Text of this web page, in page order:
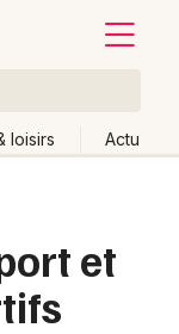
loisirs Actu
et
Effacer les dates